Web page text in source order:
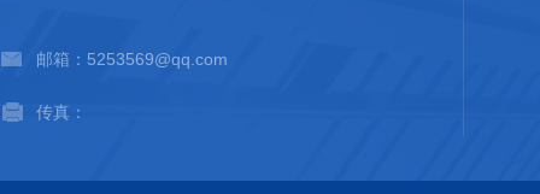
邮箱：5253569@qq.com
传真：